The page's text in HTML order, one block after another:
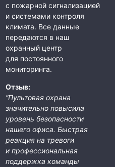
с пожарной сигнализацией
и системами контроля
климата. Все данные
передаются в наш
охранный центр
для постоянного
мониторинга.
Отзыв:
“Пультовая охрана
значительно повысила
уровень безопасности
нашего офиса. Быстрая
реакция на тревоги
и профессиональная
поддержка команды